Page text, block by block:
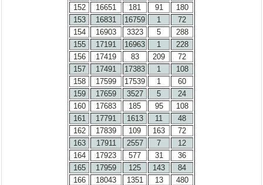
152
16651 181 91
180
153
16831 16759 1
72
154
16903 3323 5
288
155
17191 16963 1
228
156
17419 83 209
72
157
17491 17383 1
108
158
17599 17539 1
60
159
17659 3527 5
24
160
17683 185 95
108
161
17791 1613 11
48
162
17839 109 163
72
163
17911 2557 7
12
164
17923 577 31
36
165
17959 125 143
84
166
18043 1351 13
480